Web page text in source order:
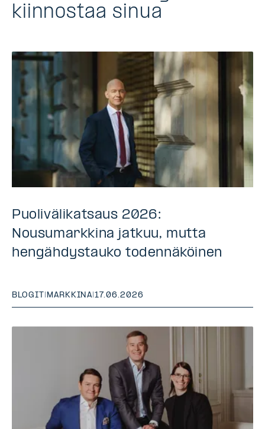
kiinnostaa sinua
Puolivälikatsaus 2026:
Nousumarkkina jatkuu, mutta
hengähdystauko todennäköinen
BLOGIT | MARKKINA|17.06.2026